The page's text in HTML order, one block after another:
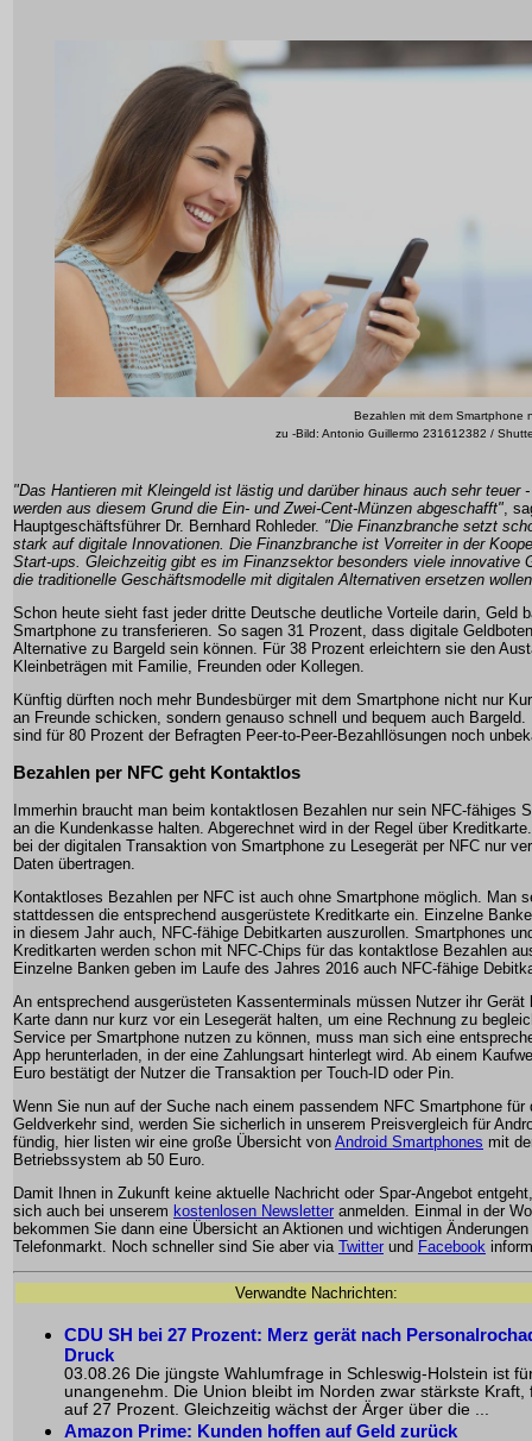
Bezahlen mit dem Smartphone
zu -Bild: Antonio Guillermo 231612382 /
"Das Hantieren mit Kleingeld ist lästig und darüber hinaus auch sehr teuer
werden aus diesem Grund die Ein- und Zwei-Cent-Münzen abgeschafft",
Hauptgeschäftsführer Dr. Bernhard Rohleder. "Die Finanzbranche setzt
stark auf digitale Innovationen. Die Finanzbranche ist Vorreiter in der
Start-ups. Gleichzeitig gibt es im Finanzsektor besonders viele innovative
die traditionelle Geschäftsmodelle mit digitalen Alternativen ersetzen
Schon heute sieht fast jeder dritte Deutsche deutliche Vorteile darin, Geld
Smartphone zu transferieren. So sagen 31 Prozent, dass digitale
Alternative zu Bargeld sein können. Für 38 Prozent erleichtern sie den
Kleinbeträgen mit Familie, Freunden oder Kollegen.
Künftig dürften noch mehr Bundesbürger mit dem Smartphone nicht nur
an Freunde schicken, sondern genauso schnell und bequem auch Bargeld.
sind für 80 Prozent der Befragten Peer-to-Peer-Bezahllösungen noch
Bezahlen per NFC geht Kontaktlos
Immerhin braucht man beim kontaktlosen Bezahlen nur sein NFC-fähiges
an die Kundenkasse halten. Abgerechnet wird in der Regel über
bei der digitalen Transaktion von Smartphone zu Lesegerät per NFC nur
Daten übertragen.
Kontaktloses Bezahlen per NFC ist auch ohne Smartphone möglich. Man
stattdessen die entsprechend ausgerüstete Kreditkarte ein. Einzelne
in diesem Jahr auch, NFC-fähige Debitkarten auszurollen. Smartphones
Kreditkarten werden schon mit NFC-Chips für das kontaktlose Bezahlen
Einzelne Banken geben im Laufe des Jahres 2016 auch NFC-fähige
An entsprechend ausgerüsteten Kassenterminals müssen Nutzer ihr Gerät
Karte dann nur kurz vor ein Lesegerät halten, um eine Rechnung zu
Service per Smartphone nutzen zu können, muss man sich eine
App herunterladen, in der eine Zahlungsart hinterlegt wird. Ab einem
Euro bestätigt der Nutzer die Transaktion per Touch-ID oder Pin.
Wenn Sie nun auf der Suche nach einem passendem NFC Smartphone für
Geldverkehr sind, werden Sie sicherlich in unserem Preisvergleich für
fündig, hier listen wir eine große Übersicht von Android Smartphones mit
Betriebssystem ab 50 Euro.
Damit Ihnen in Zukunft keine aktuelle Nachricht oder Spar-Angebot
sich auch bei unserem kostenlosen Newsletter anmelden. Einmal in der
bekommen Sie dann eine Übersicht an Aktionen und wichtigen
Telefonmarkt. Noch schneller sind Sie aber via Twitter und Facebook
Verwandte Nachrichten:
CDU SH bei 27 Prozent: Merz gerät nach
Druck
03.08.26 Die jüngste Wahlumfrage in Schleswig-Holstein ist
unangenehm. Die Union bleibt im Norden zwar stärkste Kraft,
auf 27 Prozent. Gleichzeitig wächst der Ärger über die ...
Amazon Prime: Kunden hoffen auf Geld zurück